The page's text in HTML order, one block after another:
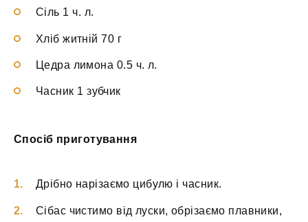
Сіль 1 ч. л.
Хліб житній 70 г
Цедра лимона 0.5 ч. л.
Часник 1 зубчик
Спосіб приготування
Дрібно нарізаємо цибулю і часник.
Сібас чистимо від луски, обрізаємо плавники,